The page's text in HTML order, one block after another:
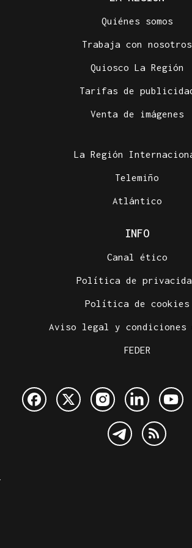
Quiénes somos
Trabaja con nosotros
Quiosco La Región
Tarifas de
Venta de imágenes
La Región
Telemiño
Atlántico
INFO
Canal ético
Política de
Política de cookies
Aviso legal y condiciones
FEDER